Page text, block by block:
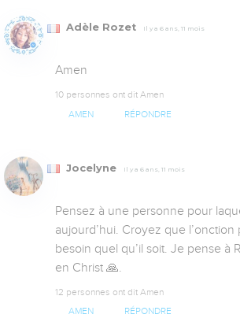
Adèle Rozet Il y a 6 ans, 11 mois
Amen
10 personnes ont dit Amen
AMEN RÉPONDRE
Jocelyne Il y a 6 ans, 11 mois
Pensez à une personne pour
aujourd’hui. Croyez que l’onction
besoin quel qu’il soit. Je pense à
en Christ 🙏.
12 personnes ont dit Amen
AMEN RÉPONDRE